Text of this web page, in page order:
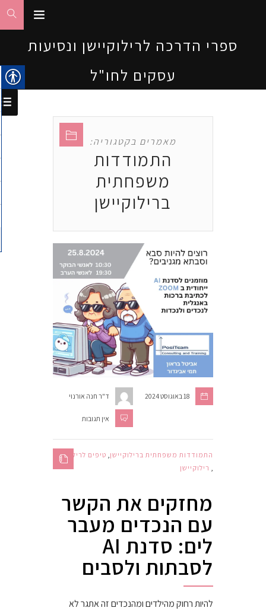
ספרי הדרכה לרילוקיישן ונסיעות
עסקים לחו"ל
מאמרים בקטגוריה:
התמודדות
משפחתית
ברילוקיישן
ד"ר חנה אורנוי 18 באוגוסט 2024
אין תגובות
התמודדות משפחתית ברילוקיישן, טיפים לרילוקיישן
, רילוקיישן
מחזקים את הקשר
עם הנכדים מעבר
לים: סדנת AI
לסבתות ולסבים
להיות רחוק מהילדים ומהנכדים זה אתגר לא